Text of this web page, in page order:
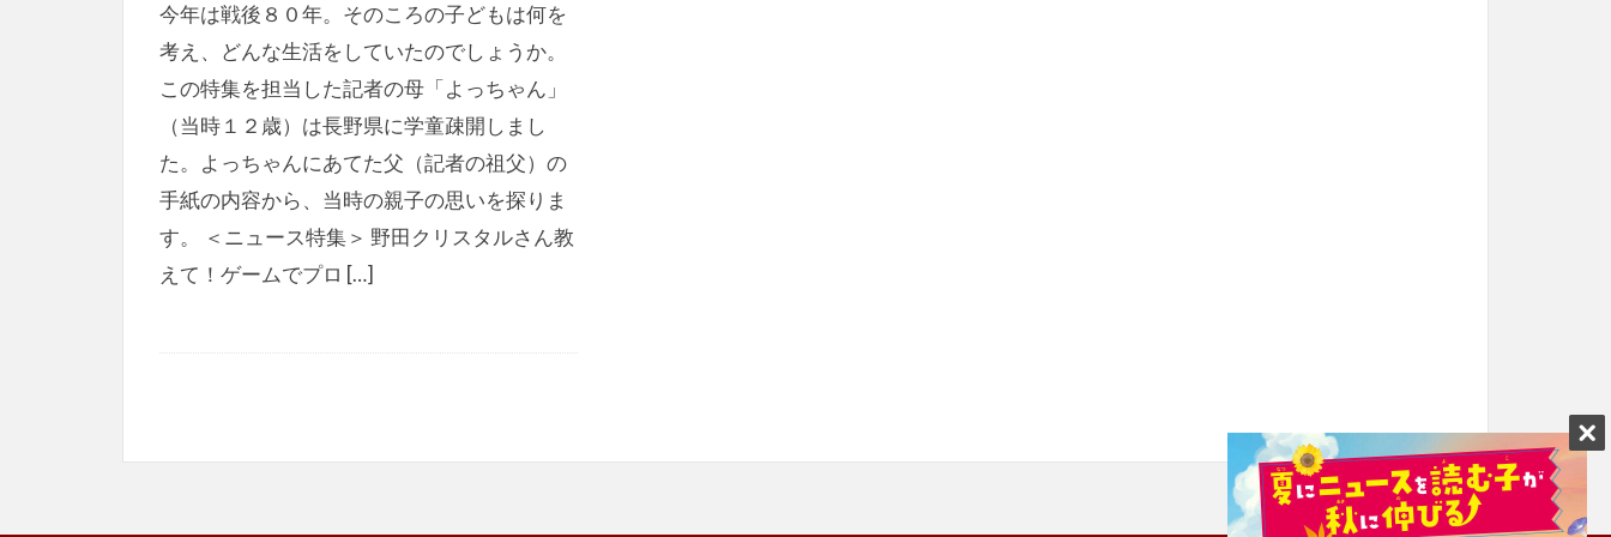
今年は戦後８０年。そのころの子どもは何を
考え、どんな生活をしていたのでしょうか。
この特集を担当した記者の母「よっちゃん」
（当時１２歳）は長野県に学童疎開しまし
た。よっちゃんにあてた父（記者の祖父）の
手紙の内容から、当時の親子の思いを探りま
す。 ＜ニュース特集＞ 野田クリスタルさん教
えて！ゲームでプロ […]